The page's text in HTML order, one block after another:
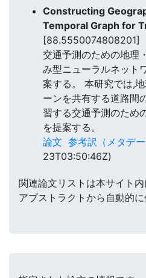
Constructing
Temporal Graph for
[88.5550074808201]
交通予測のための地理
み型ニューラルネット
案する。 本研究では,
ーンを共有する道路間
習する交通予測のため
を提案する。
論文 参考訳（メタデー
23T03:50:46Z)
関連論文リストは本サイト
アブストラクトから自動的に